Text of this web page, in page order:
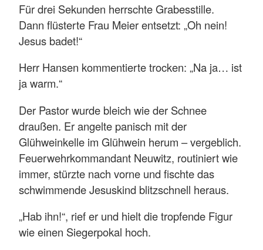
Für drei Sekunden herrschte Grabesstille.
Dann flüsterte Frau Meier entsetzt: „Oh nein!
Jesus badet!“
Herr Hansen kommentierte trocken: „Na ja… ist
ja warm.“
Der Pastor wurde bleich wie der Schnee
draußen. Er angelte panisch mit der
Glühweinkelle im Glühwein herum – vergeblich.
Feuerwehrkommandant Neuwitz, routiniert wie
immer, stürzte nach vorne und fischte das
schwimmende Jesuskind blitzschnell heraus.
„Hab ihn!“, rief er und hielt die tropfende Figur
wie einen Siegerpokal hoch.